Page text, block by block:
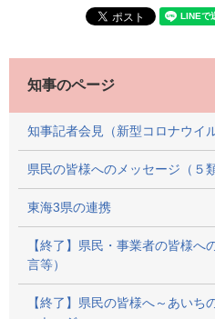
知事のページ
知事記者会見（新型コロナウイ
県民の皆様へのメッセージ（５
東海3県の連携
【終了】県民・事業者の皆様へ
言等）
【終了】県民の皆様へ～あいち